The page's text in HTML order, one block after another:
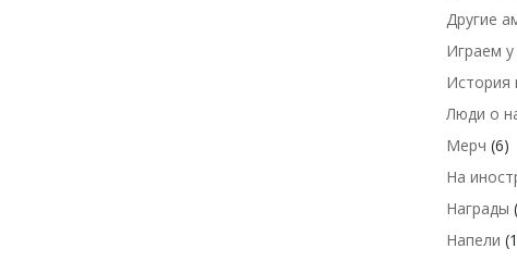
Другие
Играем у
История
Люди о
Мерч (6)
На
Награды
Напели